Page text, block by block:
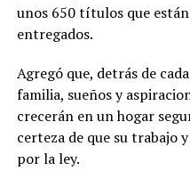
unos 650 títulos que
entregados.
Agregó que, detrás de
familia, sueños y
crecerán en un hogar
certeza de que su trabajo
por la ley.